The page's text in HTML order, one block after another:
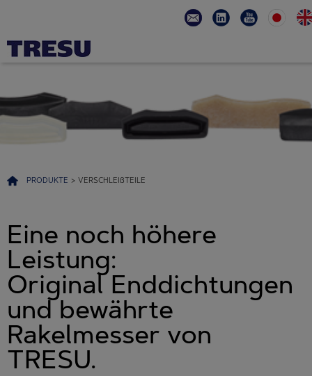
PRODUKTE > VERSCHLEIßTEILE
Eine noch höhere
Leistung:
Original Enddichtungen
und bewährte
Rakelmesser von
TRESU.